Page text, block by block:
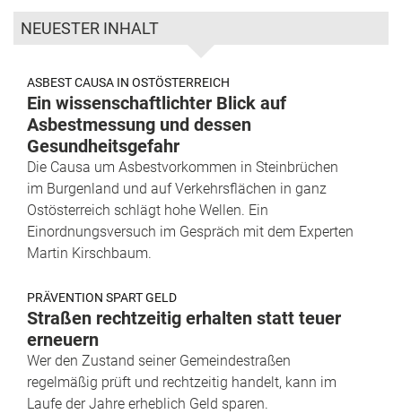
NEUESTER INHALT
ASBEST CAUSA IN OSTÖSTERREICH
Ein wissenschaftlichter Blick auf
Asbestmessung und dessen
Gesundheitsgefahr
Die Causa um Asbestvorkommen in Steinbrüchen
im Burgenland und auf Verkehrsflächen in ganz
Ostösterreich schlägt hohe Wellen. Ein
Einordnungsversuch im Gespräch mit dem Experten
Martin Kirschbaum.
PRÄVENTION SPART GELD
Straßen rechtzeitig erhalten statt teuer
erneuern
Wer den Zustand seiner Gemeindestraßen
regelmäßig prüft und rechtzeitig handelt, kann im
Laufe der Jahre erheblich Geld sparen.